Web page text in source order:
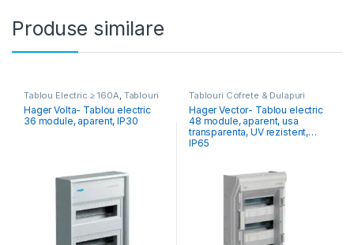
Produse similare
Tablou Electric ≥ 160A, Tablouri
Cofrete & Dulapuri Electrice
Hager Volta- Tablou electric
36 module, aparent, IP30
Tablouri Cofrete & Dulapuri
Electrice
Hager Vector- Tablou electric
48 module, aparent, usa
transparenta, UV rezistent,
IP65